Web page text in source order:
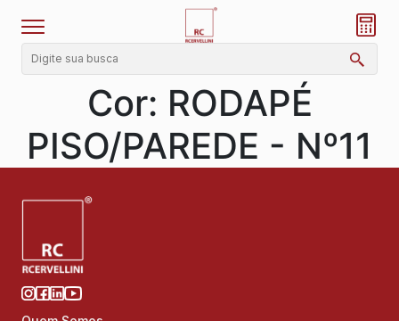
Cor: RODAPÉ
PISO/PAREDE - Nº11